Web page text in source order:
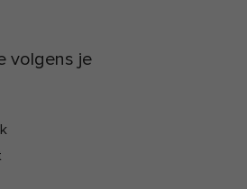
volgens je